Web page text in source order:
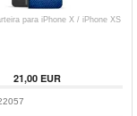
para iPhone X / iPhone XS
21,00EUR